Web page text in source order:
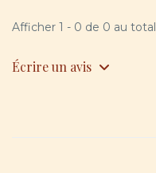
Afficher 1 - 0 de 0 au total
Écrire un avis